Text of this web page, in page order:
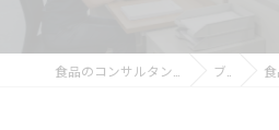
ブログ 食品